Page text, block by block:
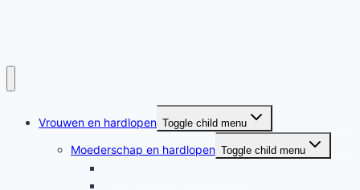
Vrouwen en hardlopen Toggle child menu
Moederschap en hardlopen Toggle child menu